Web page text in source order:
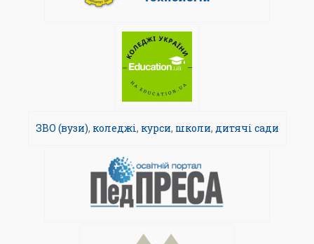
ЗВО (вузи), коледжі, курси, школи, дитячі сади